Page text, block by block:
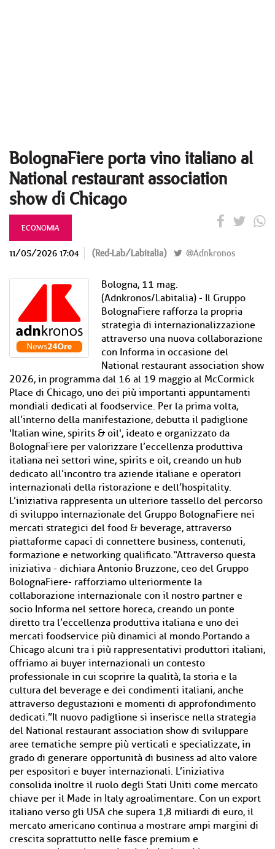
BolognaFiere porta vino italiano al
National restaurant association
show di Chicago
ECONOMIA
11/05/2026 17:04 (Red-Lab/Labitalia) @Adnkronos
Bologna, 11 mag.
(Adnkronos/Labitalia) - Il Gruppo
BolognaFiere rafforza la propria
strategia di internazionalizzazione
attraverso una nuova collaborazione
con Informa in occasione del
National restaurant association show
2026, in programma dal 16 al 19 maggio al McCormick
Place di Chicago, uno dei più importanti appuntamenti
mondiali dedicati al foodservice. Per la prima volta,
all’interno della manifestazione, debutta il padiglione
'Italian wine, spirits & oil', ideato e organizzato da
BolognaFiere per valorizzare l’eccellenza produttiva
italiana nei settori wine, spirits e oil, creando un hub
dedicato all’incontro tra aziende italiane e operatori
internazionali della ristorazione e dell’hospitality.
L’iniziativa rappresenta un ulteriore tassello del percorso
di sviluppo internazionale del Gruppo BolognaFiere nei
mercati strategici del food & beverage, attraverso
piattaforme capaci di connettere business, contenuti,
formazione e networking qualificato.“Attraverso questa
iniziativa - dichiara Antonio Bruzzone, ceo del Gruppo
BolognaFiere- rafforziamo ulteriormente la
collaborazione internazionale con il nostro partner e
socio Informa nel settore horeca, creando un ponte
diretto tra l’eccellenza produttiva italiana e uno dei
mercati foodservice più dinamici al mondo.Portando a
Chicago alcuni tra i più rappresentativi produttori italiani,
offriamo ai buyer internazionali un contesto
professionale in cui scoprire la qualità, la storia e la
cultura del beverage e dei condimenti italiani, anche
attraverso degustazioni e momenti di approfondimento
dedicati.”Il nuovo padiglione si inserisce nella strategia
del National restaurant association show di sviluppare
aree tematiche sempre più verticali e specializzate, in
grado di generare opportunità di business ad alto valore
per espositori e buyer internazionali. L’iniziativa
consolida inoltre il ruolo degli Stati Uniti come mercato
chiave per il Made in Italy agroalimentare. Con un export
italiano verso gli USA che supera 1,8 miliardi di euro, il
mercato americano continua a mostrare ampi margini di
crescita soprattutto nelle fasce premium e